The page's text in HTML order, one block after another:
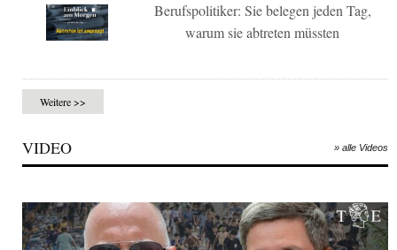
Berufspolitiker: Sie belegen jeden Tag,
warum sie abtreten müssten
Weitere >>
VIDEO » alle Videos